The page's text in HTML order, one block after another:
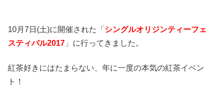
10月7日(土)に開催された「 シングルオリジンティーフェ
スティバル2017 」に行ってきました。
紅茶好きにはたまらない、年に一度の本気の紅茶イベン
ト！